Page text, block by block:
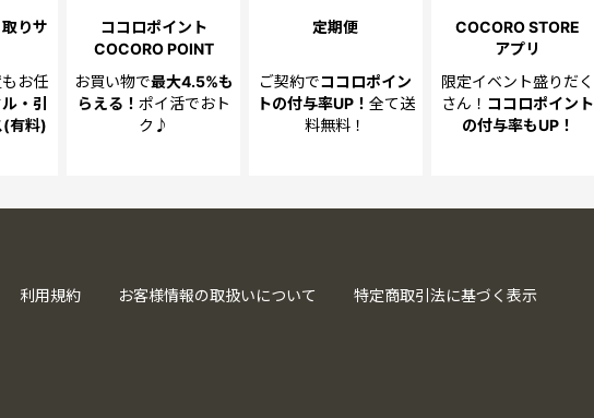
りサ
お任
・引
(有料)
ココロポイント
COCORO POINT
お買い物で最大4.5%も
らえる！ ポイ活でおト
ク♪
定期便
ご契約でココロポイン
トの付与率UP！ 全て送
料無料！
COCORO STORE
アプリ
限定イベント盛りだく
さん！ ココロポイント
の付与率もUP！
利用規約 お客様情報の取扱いについて 特定商取引法に基づく表示